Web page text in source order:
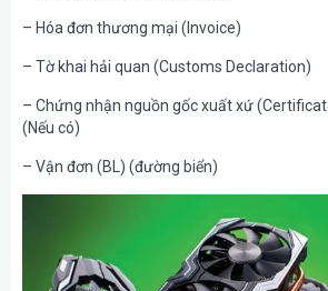
– Hóa đơn thương mại (Invoice)
– Tờ khai hải quan (Customs Declaration)
– Chứng nhận nguồn gốc xuất xứ
(Nếu có)
– Vận đơn (BL) (đường biển)